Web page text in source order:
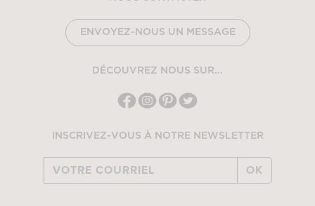
ENVOYEZ-NOUS UN MESSAGE
DÉCOUVREZ NOUS SUR...
INSCRIVEZ-VOUS À NOTRE NEWSLETTER
OK